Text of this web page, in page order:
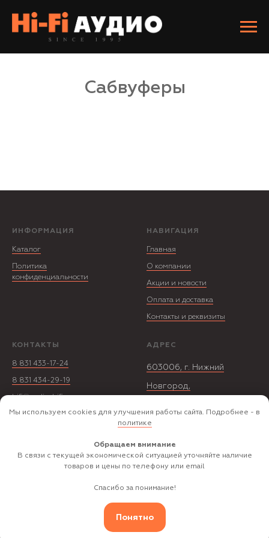
Сабвуферы
ИНФОРМАЦИЯ
Каталог
Политика
конфиденциальности
НАВИГАЦИЯ
Главная
О компании
Акции и новости
Оплата и доставка
Контакты и реквизиты
КОНТАКТЫ
8 831 433-17-24
8 831 434-29-19
hifi@audio-hifi.ru
АДРЕС
603006, г. Нижний
Новгород,
ООО «Хай Фай
Аудио»
Мы используем cookies для улучшения работы сайта. Подробнее - в
политике
Обращаем внимание
В связи с текущей экономической ситуацией уточняйте наличие
товаров и цены по телефону или email
Спасибо за понимание!
Понятно